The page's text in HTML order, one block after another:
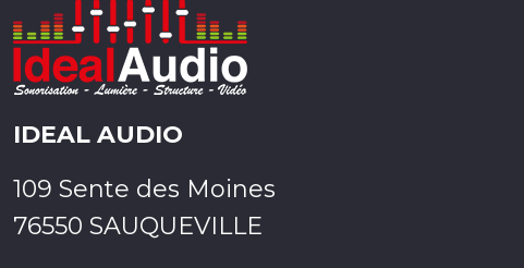
IDEAL AUDIO
109 Sente des Moines
76550 SAUQUEVILLE